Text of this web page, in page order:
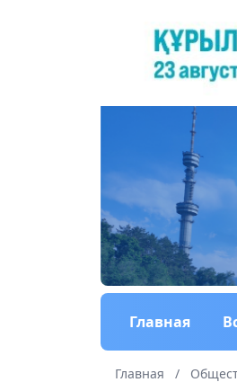
Главная
Главная /